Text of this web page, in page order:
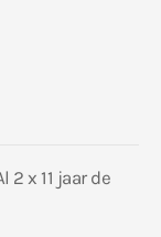
x 11 jaar de